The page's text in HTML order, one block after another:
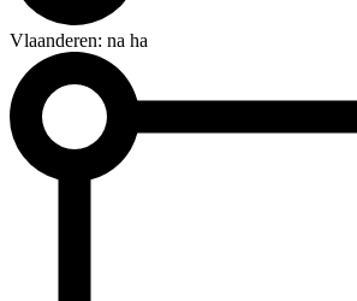
Vlaanderen: na ha